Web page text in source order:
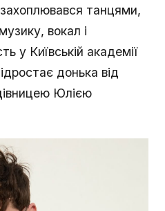
танцями,
вокал і
у Київській академії
донька від
Юлією